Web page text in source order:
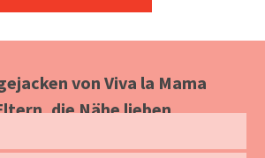
von Viva la Mama
die Nähe lieben